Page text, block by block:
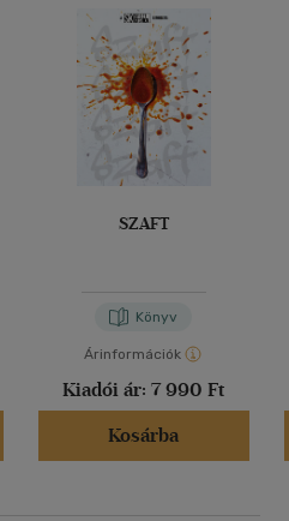
SZAFT
Könyv
Árinformációk
Kiadói ár: 7 990 Ft
Kosárba